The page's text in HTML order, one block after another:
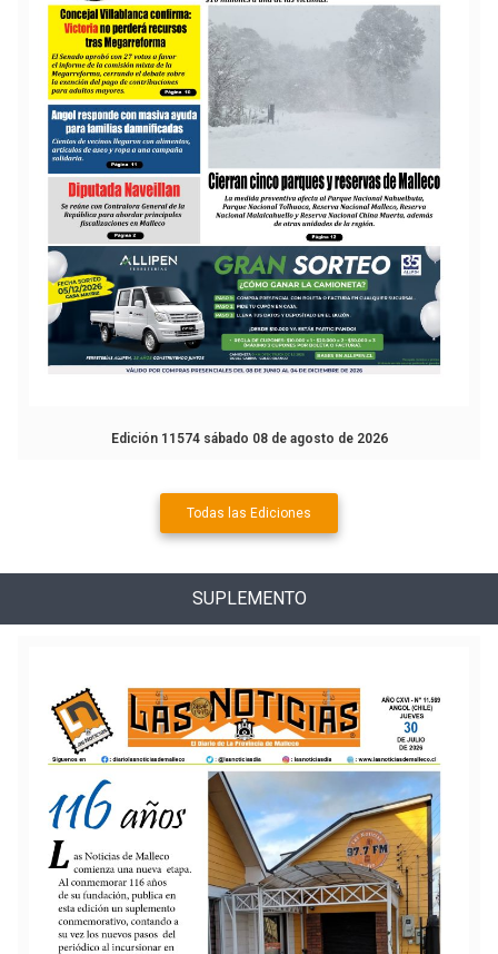
Edición 11574 sábado 08 de agosto de 2026
Todas las Ediciones
SUPLEMENTO